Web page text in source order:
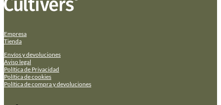
Empresa
Tienda
Envíos y devoluciones
Aviso legal
Política de Privacidad
Política de cookies
Política de compra y devoluciones